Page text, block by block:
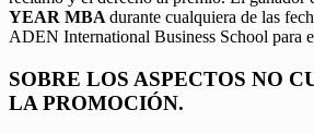
YEAR MBA durante cualquiera de las
ADEN International Business School para
SOBRE LOS ASPECTOS NO
LA PROMOCIÓN.